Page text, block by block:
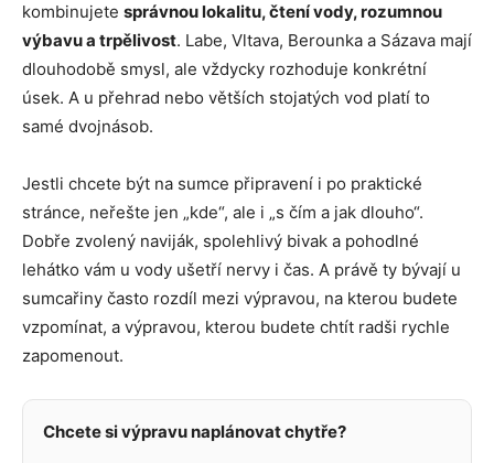
kombinujete správnou lokalitu, čtení vody, rozumnou
výbavu a trpělivost. Labe, Vltava, Berounka a Sázava mají
dlouhodobě smysl, ale vždycky rozhoduje konkrétní
úsek. A u přehrad nebo větších stojatých vod platí to
samé dvojnásob.
Jestli chcete být na sumce připravení i po praktické
stránce, neřešte jen „kde“, ale i „s čím a jak dlouho“.
Dobře zvolený naviják, spolehlivý bivak a pohodlné
lehátko vám u vody ušetří nervy i čas. A právě ty bývají u
sumcařiny často rozdíl mezi výpravou, na kterou budete
vzpomínat, a výpravou, kterou budete chtít radši rychle
zapomenout.
Chcete si výpravu naplánovat chytře?